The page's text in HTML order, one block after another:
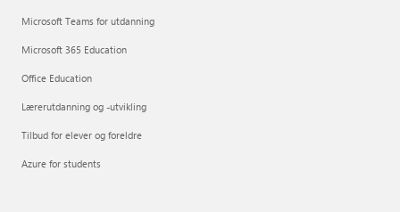
Microsoft Teams for utdanning
Microsoft 365 Education
Office Education
Lærerutdanning og -utvikling
Tilbud for elever og foreldre
Azure for students